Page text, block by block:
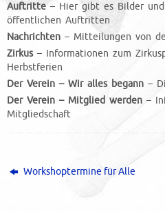
Auftritte – Hier gibt es Bilder
öffentlichen Auftritten
Nachrichten – Mitteilungen von
Zirkus– Informationen zum
Herbstferien
Der Verein – Wir alles begann –
Der Verein – Mitglied werden –
Mitgliedschaft
Workshoptermine für Alle